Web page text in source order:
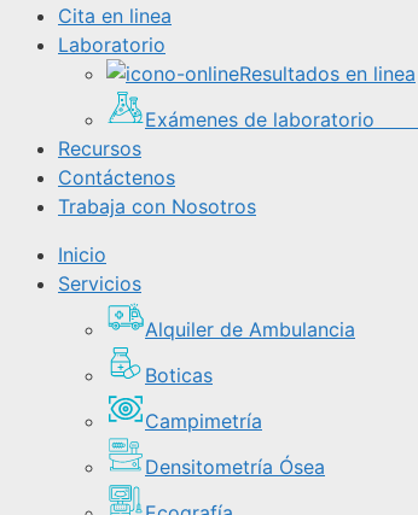
Cita en linea
Laboratorio
Resultados en linea
Exámenes de laboratorio
Recursos
Contáctenos
Trabaja con Nosotros
Inicio
Servicios
Alquiler de Ambulancia
Boticas
Campimetría
Densitometría Ósea